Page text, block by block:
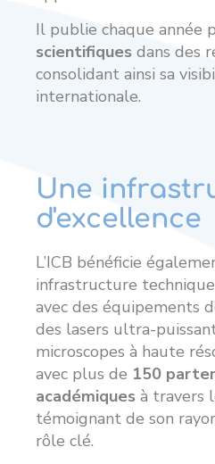
Il publie chaque année
scientifiques dans des
consolidant ainsi sa
internationale.
Une
d'excellence
L’ICB bénéficie
infrastructure
avec des équipements
des lasers ultra-
microscopes à haute
avec plus de 150
académiques à travers
témoignant de son
rôle clé.